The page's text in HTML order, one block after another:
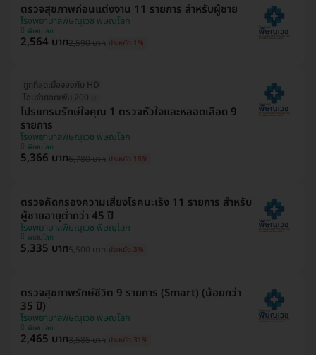
ตรวจสุขภาพก่อนแต่งงาน 11 รายการ สำหรับผู้ชาย
โรงพยาบาลพิษณุเวช พิษณุโลก
พิษณุโลก
2,564 บาท2,590 บาท ประหยัด 1%
ถูกที่สุดเมื่อจองกับ HD
โอนจ่ายลดเพิ่ม 200 บ.
โปรแกรมรักษ์ใจคุณ 1 ตรวจหัวใจและหลอดเลือด 9
รายการ
โรงพยาบาลพิษณุเวช พิษณุโลก
พิษณุโลก
5,366 บาท6,780 บาท ประหยัด 18%
ตรวจคัดกรองความเสี่ยงโรคมะเร็ง 11 รายการ สำหรับ
ผู้ชายอายุต่ำกว่า 45 ปี
โรงพยาบาลพิษณุเวช พิษณุโลก
พิษณุโลก
5,335 บาท5,500 บาท ประหยัด 3%
ตรวจสุขภาพรักษ์ชีวิต 9 รายการ (Smart) (น้อยกว่า
35 ปี)
โรงพยาบาลพิษณุเวช พิษณุโลก
พิษณุโลก
2,465 บาท3,585 บาท ประหยัด 31%